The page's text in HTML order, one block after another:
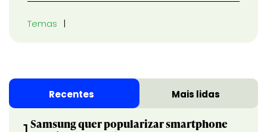
Temas
Recentes Mais lidas
Samsung quer popularizar smartphone